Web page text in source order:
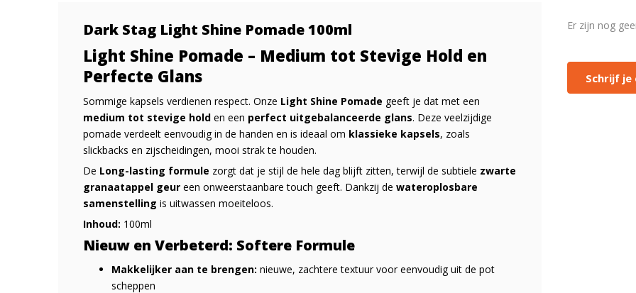
Dark Stag Light Shine Pomade 100ml
Light Shine Pomade – Medium tot Stevige Hold en
Perfecte Glans
Sommige kapsels verdienen respect. Onze Light Shine Pomade geeft je dat met een
medium tot stevige hold en een perfect uitgebalanceerde glans. Deze veelzijdige
pomade verdeelt eenvoudig in de handen en is ideaal om klassieke kapsels, zoals
slickbacks en zijscheidingen, mooi strak te houden.
De Long-lasting formule zorgt dat je stijl de hele dag blijft zitten, terwijl de subtiele zwarte
granaatappel geur een onweerstaanbare touch geeft. Dankzij de wateroplosbare
samenstelling is uitwassen moeiteloos.
Inhoud: 100ml
Nieuw en Verbeterd: Softere Formule
Makkelijker aan te brengen: nieuwe, zachtere textuur voor eenvoudig uit de pot
scheppen
Er zijn nog
Schrijf